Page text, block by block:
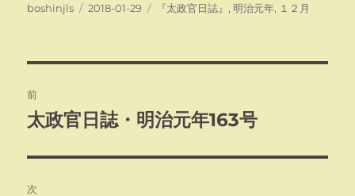
投
boshinjls
投
2018-01-29
カ『太政官日誌』 , 明治元年, １２月
稿
ビ
前
前
投
稿:
太政官日誌・明治元年163号
次